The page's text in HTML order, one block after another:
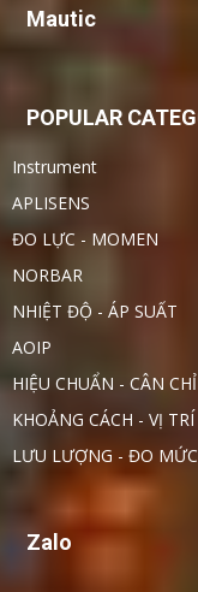
Mautic
POPULAR
Instrument
APLISENS
ĐO LỰC - MOMEN
NORBAR
NHIỆT ĐỘ - ÁP SUẤT
AOIP
HIỆU CHUẨN - CÂN
KHOẢNG CÁCH - VỊ TRÍ
LƯU LƯỢNG - ĐO MỨC
Zalo